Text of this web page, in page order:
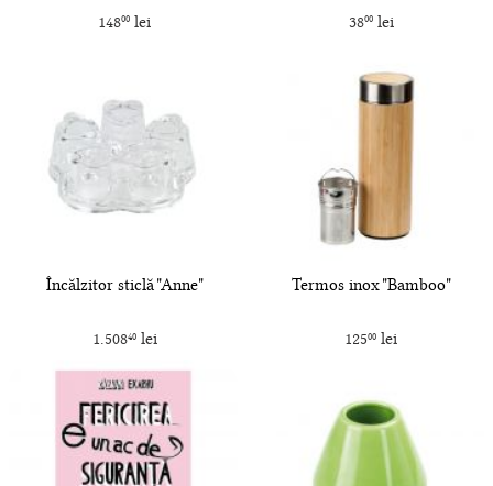
14800 lei
3800lei
Încălzitor sticlă "Anne"
1.50840lei
Termos inox "Bamboo"
12500 lei